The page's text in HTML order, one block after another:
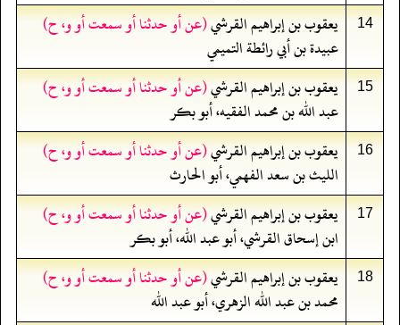
14 يعقوب بن إبراهيم القرشي(عن أو حدثنا أو سمعت أو و، ح)
عبيدة بن أبي رائطة التميمي
15 يعقوب بن إبراهيم القرشي(عن أو حدثنا أو سمعت أو و، ح)
عبد الله بن محمد الفقيه، أبو بكر
16 يعقوب بن إبراهيم القرشي(عن أو حدثنا أو سمعت أو و، ح)
الليث بن سعد الفهمي، أبو الحارث
17 يعقوب بن إبراهيم القرشي(عن أو حدثنا أو سمعت أو و، ح)
ابن إسحاق القرشي، أبو عبد الله، أبو بكر
18 يعقوب بن إبراهيم القرشي(عن أو حدثنا أو سمعت أو و، ح)
محمد بن عبد الله الزهري، أبو عبد الله